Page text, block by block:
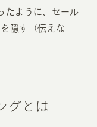
たように、セール
隠す（伝えな
グとは